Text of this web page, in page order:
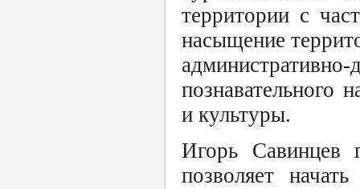
территории с
насыщение
познавательного
и культуры.
Игорь Савинцев
позволяет